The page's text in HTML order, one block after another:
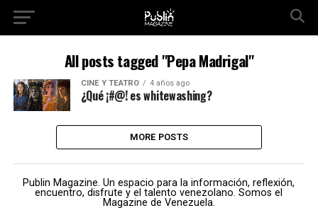
All posts tagged "Pepa Madrigal"
CINE Y TEATRO 4 años ago
¿Qué ¡#@! es whitewashing?
MORE POSTS
Publin Magazine. Un espacio para la información, reflexión,
encuentro, disfrute y el talento venezolano. Somos el
Magazine de Venezuela.